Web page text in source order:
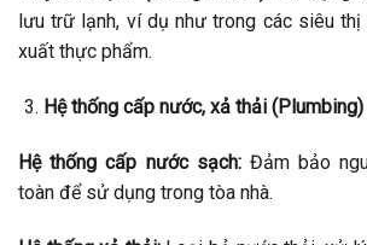
lưu trữ lạnh, ví dụ như trong các siêu
xuất thực phẩm.
Hệ thống cấp nước, xả thải (Plumbing)
Hệ thống cấp nước sạch:Đảm bảo
toàn để sử dụng trong tòa nhà.